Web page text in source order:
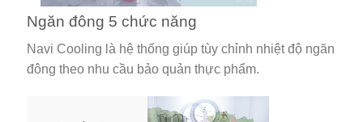
Ngăn đông 5 chức năng
Navi Cooling là hệ thống giúp tùy chỉnh nhiệt độ ngăn
đông theo nhu cầu bảo quản thực phẩm.